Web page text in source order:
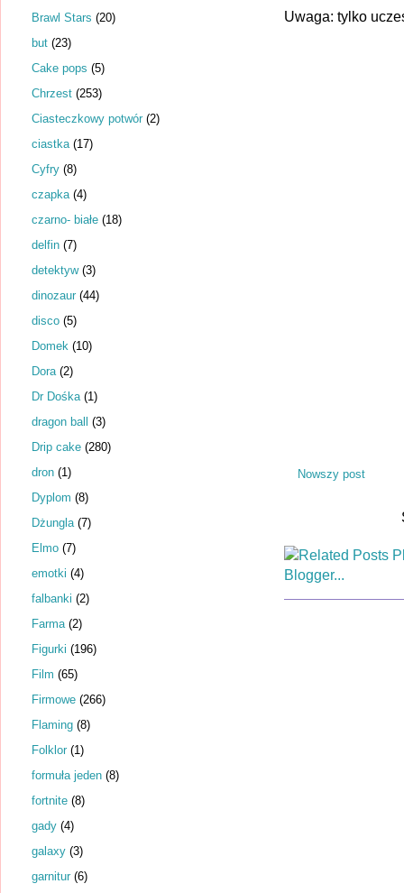
Uwaga: tylko
Nowszy post
Brawl Stars (20)
but (23)
Cake pops (5)
Chrzest (253)
Ciasteczkowy potwór (2)
ciastka (17)
Cyfry (8)
czapka (4)
czarno- białe (18)
delfin (7)
detektyw (3)
dinozaur (44)
disco (5)
Domek (10)
Dora (2)
Dr Dośka (1)
dragon ball (3)
Drip cake (280)
dron (1)
Dyplom (8)
Dżungla (7)
Elmo (7)
emotki (4)
falbanki (2)
Farma (2)
Figurki (196)
Film (65)
Firmowe (266)
Flaming (8)
Folklor (1)
formuła jeden (8)
fortnite (8)
gady (4)
galaxy (3)
garnitur (6)